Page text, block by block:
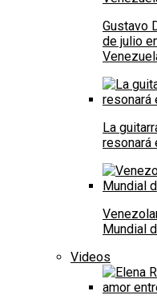
Gustavo
de julio
La
resonará
Mundial
Videos